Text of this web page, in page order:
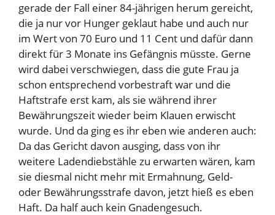
gerade der Fall einer 84-jährigen herum gereicht,
die ja nur vor Hunger geklaut habe und auch nur
im Wert von 70 Euro und 11 Cent und dafür dann
direkt für 3 Monate ins Gefängnis müsste. Gerne
wird dabei verschwiegen, dass die gute Frau ja
schon entsprechend vorbestraft war und die
Haftstrafe erst kam, als sie während ihrer
Bewährungszeit wieder beim Klauen erwischt
wurde. Und da ging es ihr eben wie anderen auch:
Da das Gericht davon ausging, dass von ihr
weitere Ladendiebstähle zu erwarten wären, kam
sie diesmal nicht mehr mit Ermahnung, Geld-
oder Bewährungsstrafe davon, jetzt hieß es eben
Haft. Da half auch kein Gnadengesuch.